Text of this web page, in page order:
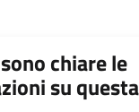
chiare le
su